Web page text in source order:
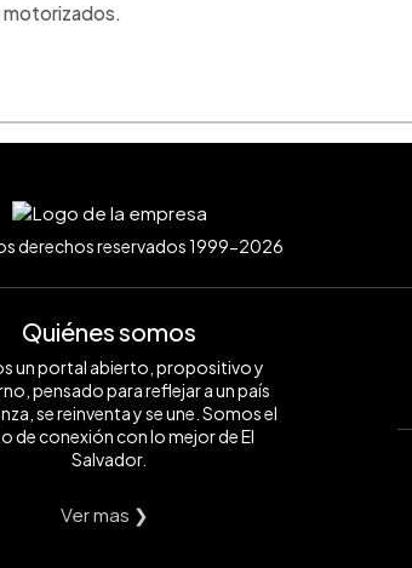
motorizados.
derechos reservados 1999-2026
Quiénes somos
un portal abierto, propositivo y
pensado para reflejar a un país
se reinventa y se une. Somos el
de conexión con lo mejor de El
Salvador.
Ver mas ❯